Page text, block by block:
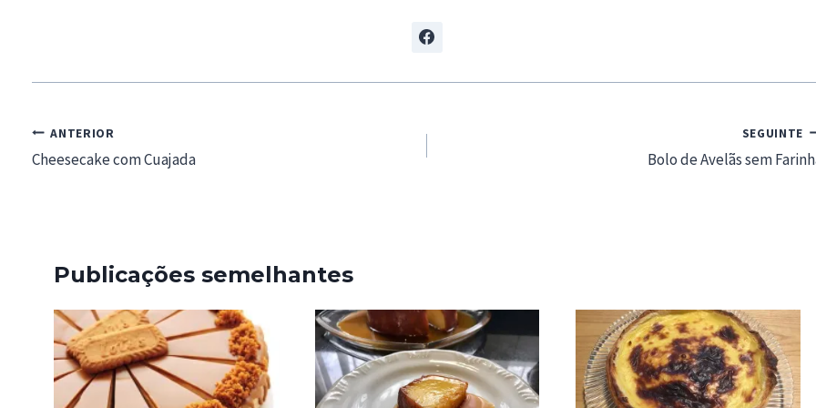
Navegação
de
ANTERIOR
Cheesecake com Cuajada
SEGUINTE
Bolo de Avelãs sem
Publicações semelhantes